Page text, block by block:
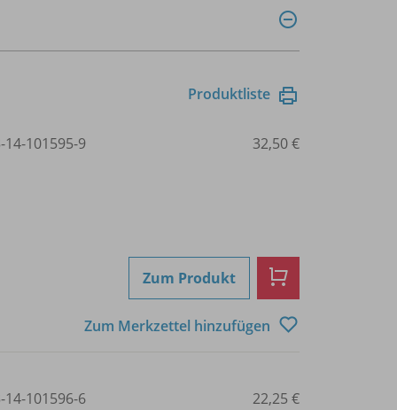
Produktliste
14-101595-9 32,50 €
Zum Produkt
Zum Merkzettel hinzufügen
14-101596-6 22,25 €